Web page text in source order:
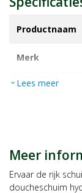
Productnaam
Merk
EAN
expand_more Lees meer
Meer
Ervaar de rijk
doucheschuim